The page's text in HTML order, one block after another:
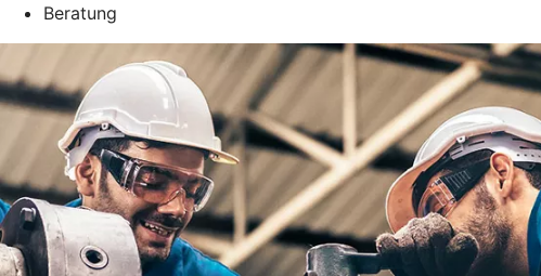
Beratung